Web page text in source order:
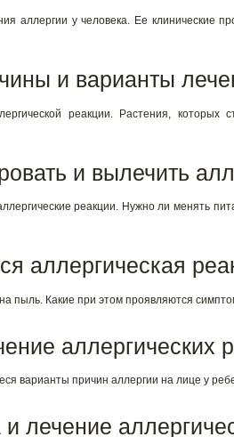
аллергии у человека. Ее клинические
и варианты
реакции. Растения, которых
и вылечить
реакции. Нужно ли менять
аллергическая
пыль. Какие при этом проявляются
аллергических
варианты причин аллергии на лице у
лечение